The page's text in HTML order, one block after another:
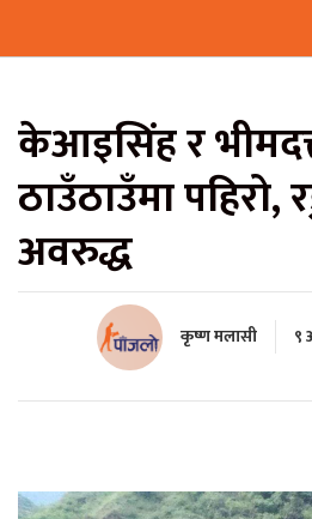
केआइसिंह र
ठाउँठाउँमा
अवरुद्ध
कृष्ण मलासी ९